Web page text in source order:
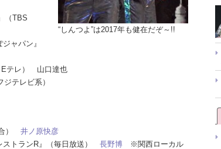
“しんつよ”は2017年も健在だぞ～!!
（TBS
ャパン』
テレ） 山口達也
テレビ系）
） 井ノ原快彦
トランR』（毎日放送） 長野博 ※関西ローカル